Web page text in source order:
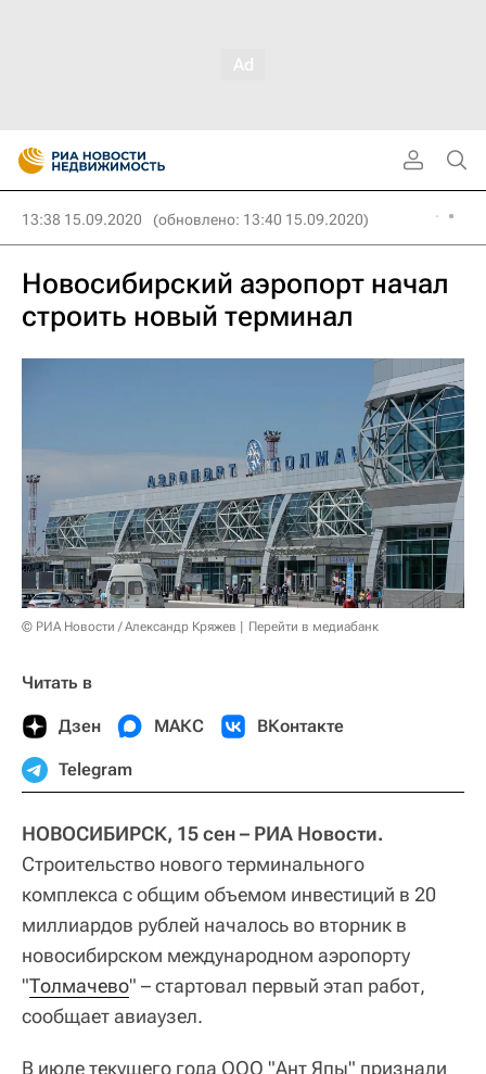
13:38 15.09.2020 (обновлено: 13:40 15.09.2020)
Новосибирский аэропорт начал
строить новый терминал
© РИА Новости / Александр Кряжев Перейти в медиабанк
Читать в
Дзен МАКС ВКонтакте
Telegram
НОВОСИБИРСК, 15 сен – РИА Новости.
Строительство нового терминального
комплекса с общим объемом инвестиций в 20
миллиардов рублей началось во вторник в
новосибирском международном аэропорту
"Толмачево" – стартовал первый этап работ,
сообщает авиаузел.
В июле текущего года ООО "Ант Япы" признали